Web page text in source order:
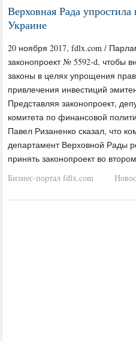
Верховная Рада упростила
Украине
20 ноября 2017, fdlx.com /
законопроект № 5592-d, чтобы
законы в целях упрощения
привлечения инвестиций
Представляя законопроект,
комитета по финансовой
Павел Ризаненко сказал, что
департамент Верховной Рады
принять законопроект во
Бизнес-портал fdlx.com
·